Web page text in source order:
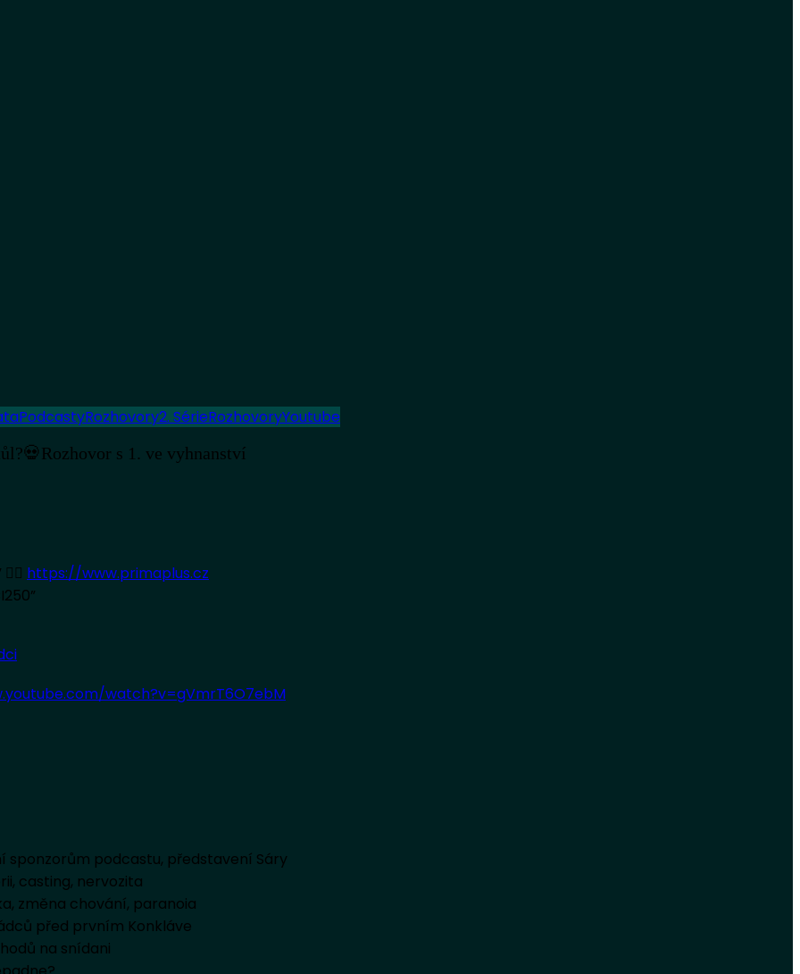
PodcastyRozhovory2. SérieRozhovoryYoutube
s 1. ve vyhnanství
https://www.primaplus.cz
watch?v=gVmrT6O7ebM
sponzorům podcastu, představení Sáry
casting, nervozita
změna chování, paranoia
před prvním Konkláve
na snídani